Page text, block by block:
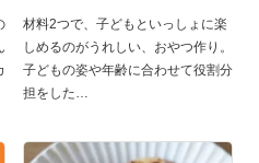
材料2つで、子どもといっしょに楽
しめるのがうれしい、おやつ作り。
子どもの姿や年齢に合わせて役割分
担をした